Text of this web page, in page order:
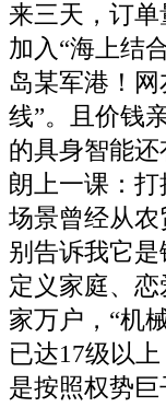
来三天，订
加入“海上结
岛某军港！
线”。且价钱
的具身智能
朗上一课：
场景曾经从
别告诉我它
定义家庭、
家万户，“机
已达17级以
是按照权势